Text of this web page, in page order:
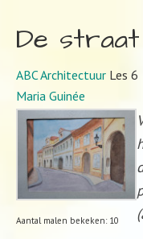
De straat
ABC Architectuur Les 6
Maria Guinée
Aantal malen bekeken: 10